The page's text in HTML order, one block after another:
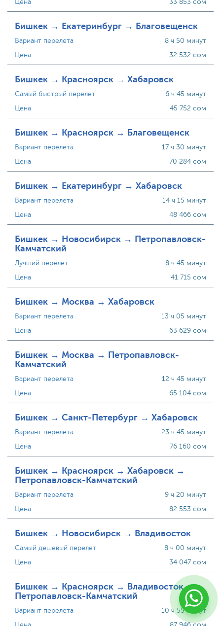
Цена
33 853 сом
Бишкек → Екатеринбург → Благовещенск
Вариант перелета
Цена
8 ч 50 минут
32 532 сом
Бишкек → Красноярск → Хабаровск
Самый быстрый перелет
Цена
6 ч 45 минут
45 752 сом
Бишкек → Красноярск → Благовещенск
Вариант перелета
Цена
17 ч 30 минут
70 284 сом
Бишкек → Екатеринбург → Хабаровск
Вариант перелета
Цена
14 ч 15 минут
48 466 сом
Бишкек → Новосибирск → Петропавловск-
Камчатский
Лучший перелет
Цена
8 ч 45 минут
41 715 сом
Бишкек → Москва → Хабаровск
Вариант перелета
Цена
13 ч 05 минут
63 629 сом
Бишкек → Москва → Петропавловск-
Камчатский
Вариант перелета
Цена
12 ч 45 минут
65 104 сом
Бишкек → Санкт-Петербург → Хабаровск
Вариант перелета
Цена
23 ч 45 минут
76 160 сом
Бишкек → Красноярск → Хабаровск →
Петропавловск-Камчатский
Вариант перелета
Цена
9 ч 20 минут
82 553 сом
Бишкек → Новосибирск → Владивосток
Самый дешевый перелет
Цена
8 ч 00 минут
34 047 сом
Бишкек → Красноярск → Владивосток →
Петропавловск-Камчатский
Вариант перелета
10 ч 55 минут